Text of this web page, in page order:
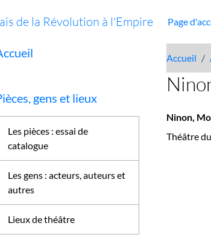
de la Révolution à l'Empire Page
Accueil
Ninon,
Théâtre
gens et lieux
Les pièces : essai de
catalogue
Les gens : acteurs, auteurs et
autres
Lieux de théâtre